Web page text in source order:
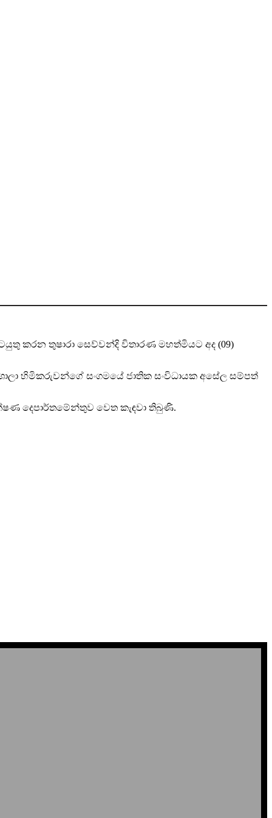
කරන තුෂාරා සෙව්වන්දි විතාරණ මහත්මියට අද (09)
හිමිකරුවන්ගේ සංගමයේ ජාතික සංවිධායක අසේල සම්පත්
දෙපාර්තමේන්තුව වෙත කැඳවා තිබුණි.